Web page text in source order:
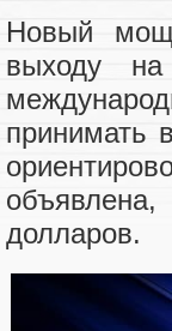
Новый
выходу
принимать
объявлена,
долларов.